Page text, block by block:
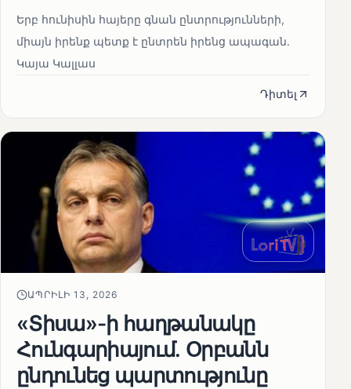
Երբ հունիսին հայերը գնան ընտրությունների,
միայն իրենք պետք է ընտրեն իրենց ապագան.
Կայա Կալլաս
Դիտել
ԱՊՐԻԼԻ 13, 2026
«Տիսա»-ի հաղթանակը
Հունգարիայում․ Օրբանն
ընդունեց պարտությունը